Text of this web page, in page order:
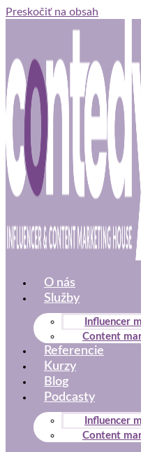
Preskočiť na obsah
O nás
Služby
Influencer
Content
Referencie
Kurzy
Blog
Podcasty
Influencer
Content